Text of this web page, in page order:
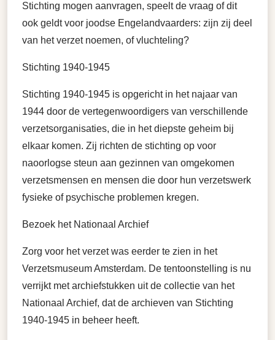
Stichting mogen aanvragen, speelt de vraag of dit
ook geldt voor joodse Engelandvaarders: zijn zij deel
van het verzet noemen, of vluchteling?
Stichting 1940-1945
Stichting 1940-1945 is opgericht in het najaar van
1944 door de vertegenwoordigers van verschillende
verzetsorganisaties, die in het diepste geheim bij
elkaar komen. Zij richten de stichting op voor
naoorlogse steun aan gezinnen van omgekomen
verzetsmensen en mensen die door hun verzetswerk
fysieke of psychische problemen kregen.
Bezoek het Nationaal Archief
Zorg voor het verzet was eerder te zien in het
Verzetsmuseum Amsterdam. De tentoonstelling is nu
verrijkt met archiefstukken uit de collectie van het
Nationaal Archief, dat de archieven van Stichting
1940-1945 in beheer heeft.